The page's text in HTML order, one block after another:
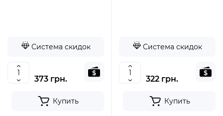
Система скидок
373 грн.
Купить
Система скидок
322 грн.
Купить